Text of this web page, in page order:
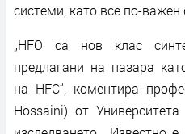
системи, като все по-важен
„HFO са нов клас
предлагани на пазара
на HFC“, коментира
Hossaini) от